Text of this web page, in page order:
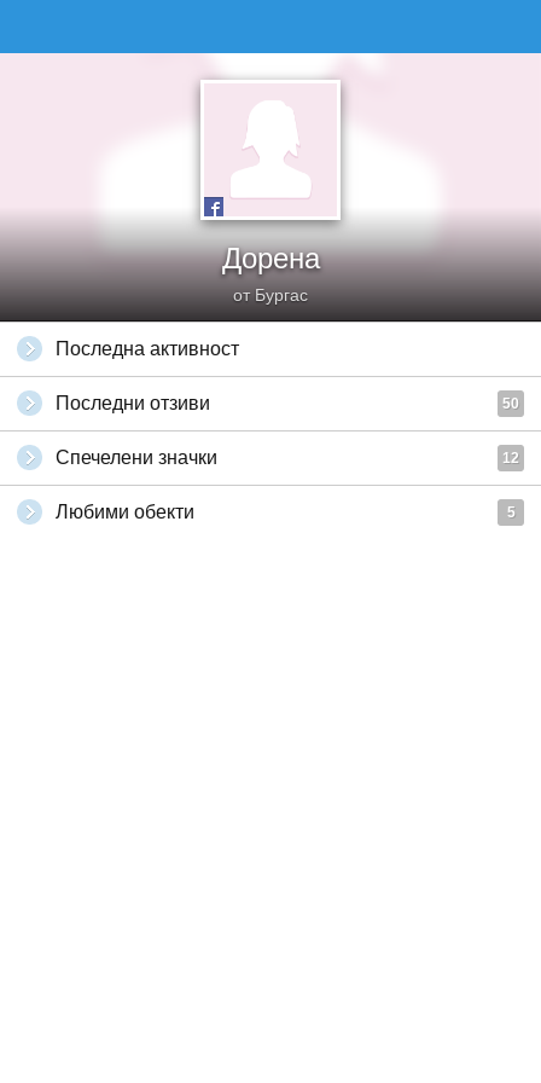
Дорена
от Бургас
Последна активност
Последни отзиви 50
Спечелени значки 12
Любими обекти 5